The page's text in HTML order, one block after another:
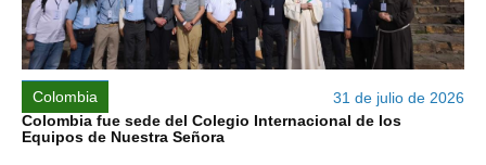
Colombia
31 de julio de 2026
Colombia fue sede del Colegio Internacional de los
Equipos de Nuestra Señora